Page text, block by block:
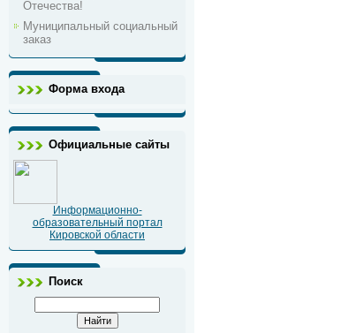
Отечества!
Муниципальный социальный
заказ
Форма входа
Официальные сайты
Информационно-
образовательный портал
Кировской области
Поиск